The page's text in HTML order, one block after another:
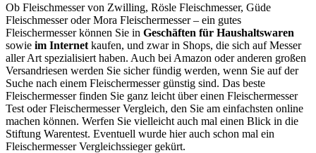
Ob Fleischmesser von Zwilling, Rösle Fleischmesser, Güde
Fleischmesser oder Mora Fleischermesser – ein gutes
Fleischermesser können Sie in Geschäften für Haushaltswaren
sowie im Internet kaufen, und zwar in Shops, die sich auf Messer
aller Art spezialisiert haben. Auch bei Amazon oder anderen großen
Versandriesen werden Sie sicher fündig werden, wenn Sie auf der
Suche nach einem Fleischermesser günstig sind. Das beste
Fleischermesser finden Sie ganz leicht über einen Fleischermesser
Test oder Fleischermesser Vergleich, den Sie am einfachsten online
machen können. Werfen Sie vielleicht auch mal einen Blick in die
Stiftung Warentest. Eventuell wurde hier auch schon mal ein
Fleischermesser Vergleichssieger gekürt.